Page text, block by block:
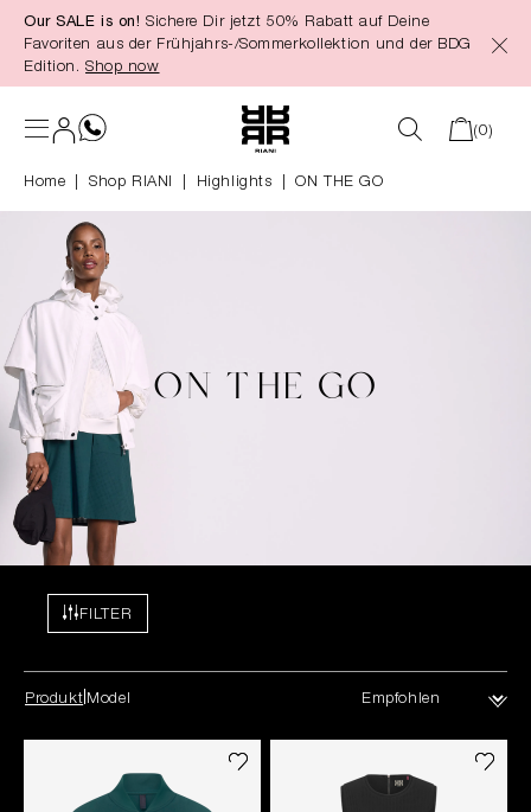
springen
Our SALE is on! Sichere Dir jetzt 50% Rabatt auf Deine
Favoriten aus der Frühjahrs-/Sommerkollektion und der BDG
Edition. Shop now
(0)
Home Shop RIANI Highlights ON THE GO
ON THE GO
FILTER
Produkt Model